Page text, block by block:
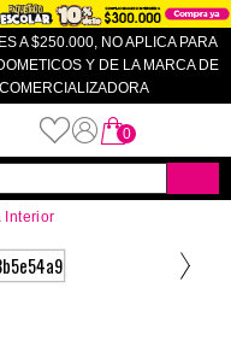
A $250.000, NO APLICA PARA
Y DE LA MARCA DE
SI
0
Interior